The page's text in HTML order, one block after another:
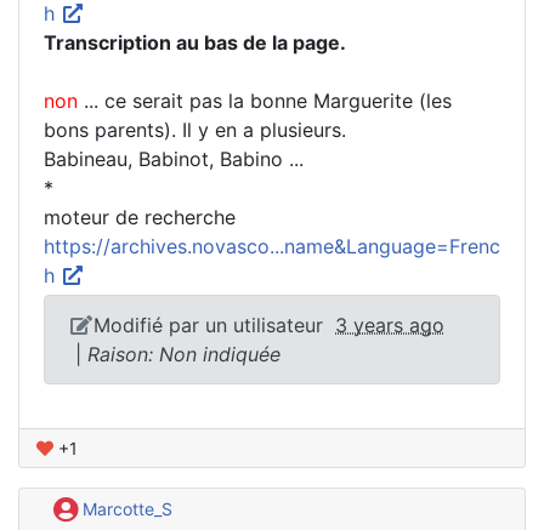
h
Transcription au bas de la page.
non ... ce serait pas la bonne Marguerite (les
bons parents). Il y en a plusieurs.
Babineau, Babinot, Babino ...
*
moteur de recherche
https://archives.novasco...name&Language=Frenc
h
Modifié par un utilisateur 3 years ago
Raison: Non indiquée
+1
Marcotte_S